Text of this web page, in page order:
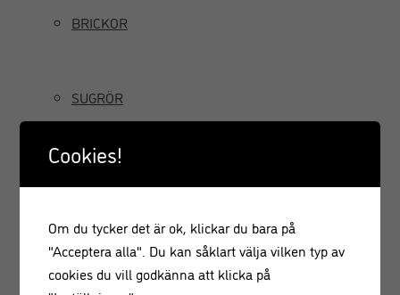
BRICKOR
SUGRÖR
GRÄDDSIFONER
Cookies!
Om du tycker det är ok, klickar du bara på
"Acceptera alla". Du kan såklart välja vilken typ av
cookies du vill godkänna att klicka på